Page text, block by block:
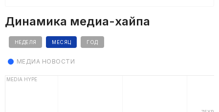
Динамика медиа-хайпа
НЕДЕЛЯ МЕСЯЦ ГОД
МЕДИА НОВОСТИ